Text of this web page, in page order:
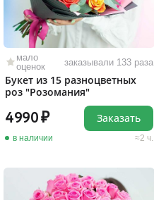
мало
оценок
заказывали 133 раза
Букет из 15 разноцветных
роз "Розомания"
4990
в наличии 2 ч.
Заказать